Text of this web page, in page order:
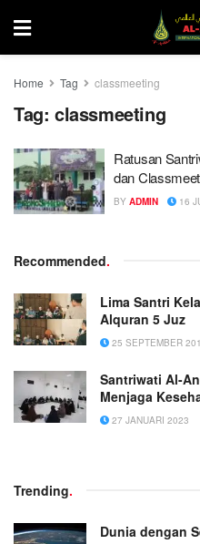
Home Tag classmeeting
Tag: classmeeting
Ratusan
dan
BY ADMIN 16
Recommended.
Lima Santri
Alquran 5 Juz
25 SEPTEMBER
Santriwati Al-
Menjaga
27 JANUARI 2023
Trending.
Dunia dengan